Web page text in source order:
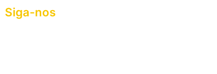
Siga-nos